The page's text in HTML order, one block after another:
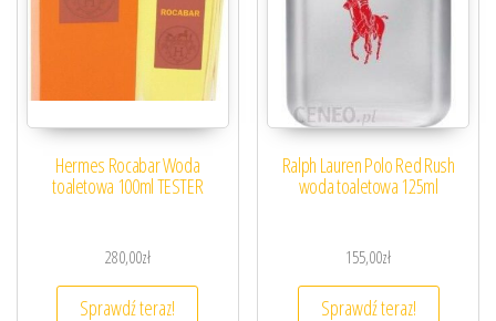
Hermes Rocabar Woda
toaletowa 100ml TESTER
280,00zł
Sprawdź teraz!
Ralph Lauren Polo Red Rush
woda toaletowa 125ml
155,00zł
Sprawdź teraz!